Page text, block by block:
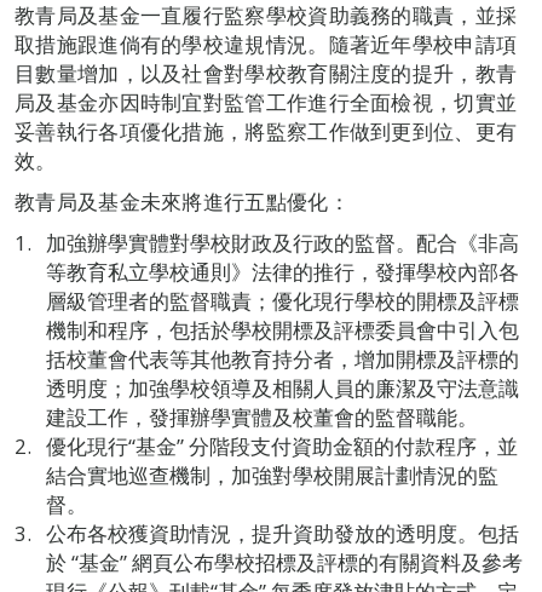
教青局及基金一直履行監察學校資助義務的職責，並採
取措施跟進倘有的學校違規情況。隨著近年學校申請項
目數量增加，以及社會對學校教育關注度的提升，教青
局及基金亦因時制宜對監管工作進行全面檢視，切實並
妥善執行各項優化措施，將監察工作做到更到位、更有
效。
教青局及基金未來將進行五點優化：
加強辦學實體對學校財政及行政的監督。配合《非高
等教育私立學校通則》法律的推行，發揮學校內部各
層級管理者的監督職責；優化現行學校的開標及評標
機制和程序，包括於學校開標及評標委員會中引入包
括校董會代表等其他教育持分者，增加開標及評標的
透明度；加強學校領導及相關人員的廉潔及守法意識
建設工作，發揮辦學實體及校董會的監督職能。
優化現行“基金” 分階段支付資助金額的付款程序，並
結合實地巡查機制，加強對學校開展計劃情況的監
督。
公布各校獲資助情況，提升資助發放的透明度。包括
於 “基金” 網頁公布學校招標及評標的有關資料及參考